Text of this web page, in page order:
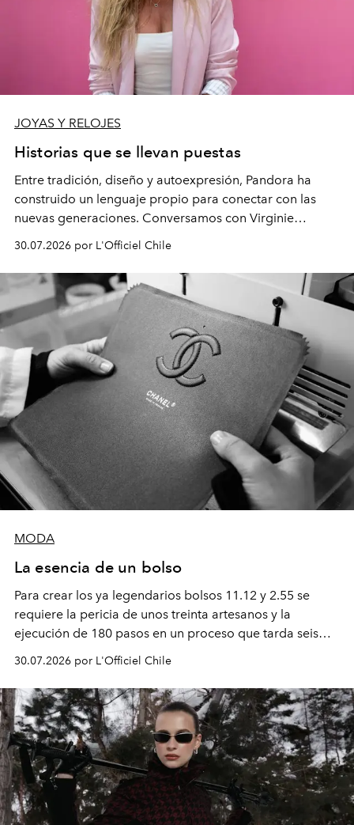
JOYAS Y RELOJES
Historias que se llevan puestas
Entre tradición, diseño y autoexpresión, Pandora ha
construido un lenguaje propio para conectar con las
nuevas generaciones. Conversamos con Virginie
Dubray, la responsable de marketing para
Latinoamérica, sobre identidad, cultura y el valor
emocional que hoy define a la joyería contemporánea.
30.07.2026 por L'Officiel Chile
MODA
La esencia de un bolso
Para crear los ya legendarios bolsos 11.12 y 2.55 se
requiere la pericia de unos treinta artesanos y la
ejecución de 180 pasos en un proceso que tarda seis
semanas. Los expertos ponen en práctica una técnica
que se enseña solamente en la escuela de formación de
los Ateliers de Verneuil.
30.07.2026 por L'Officiel Chile